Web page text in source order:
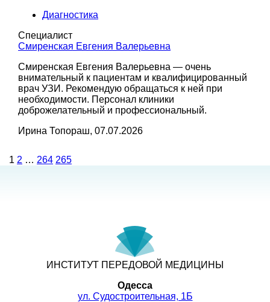
Диагностика
Специалист
Смиренская Евгения Валерьевна
Смиренская Евгения Валерьевна — очень
внимательный к пациентам и квалифицированный
врач УЗИ. Рекомендую обращаться к ней при
необходимости. Персонал клиники
доброжелательный и профессиональный.
Ирина Топораш, 07.07.2026
1 2 … 264 265
ИНСТИТУТ ПЕРЕДОВОЙ МЕДИЦИНЫ
Одесса
ул. Судостроительная, 1Б